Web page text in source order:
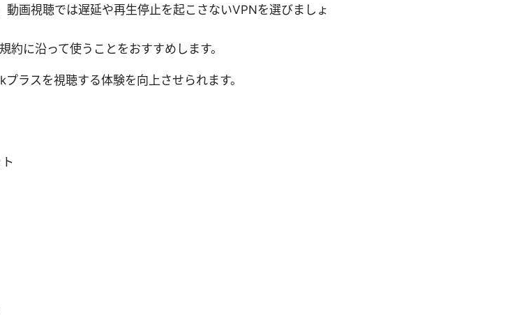
動画視聴では遅延や再生停止を起こさないVPNを選びましょ
約に沿って使うことをおすすめします。
ラスを視聴する体験を向上させられます。